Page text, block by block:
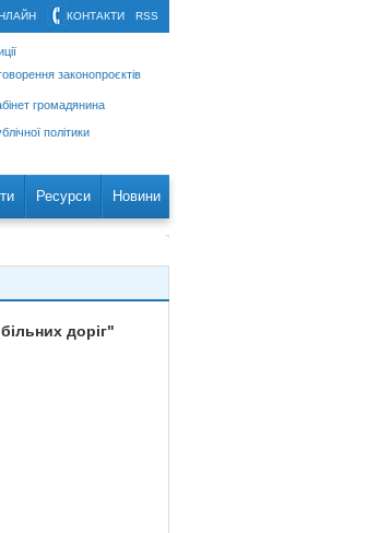
RSS
КОНТАКТИ
законопроєктів
громадянина
політики
Ресурси Новини
доріг"